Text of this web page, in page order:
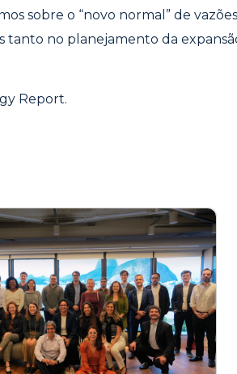
sobre o “novo normal” de
tanto no planejamento da
Report.